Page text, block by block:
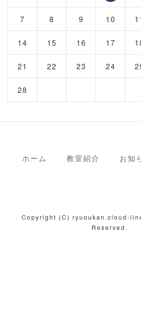
7 8 9 10
14 15 16 17
21 22 23 24
28
ホーム 教室紹介 お知
Copyright (C) ryuoukan.cloud-
Reserved.